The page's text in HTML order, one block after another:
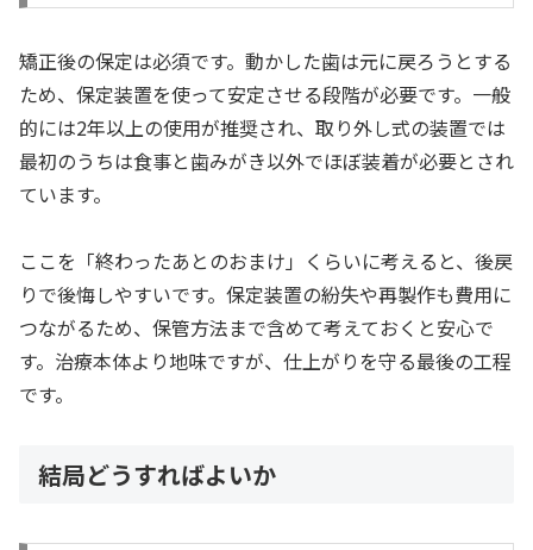
矯正後の保定は必須です。動かした歯は元に戻ろうとする
ため、保定装置を使って安定させる段階が必要です。一般
的には2年以上の使用が推奨され、取り外し式の装置では
最初のうちは食事と歯みがき以外でほぼ装着が必要とされ
ています。
ここを「終わったあとのおまけ」くらいに考えると、後戻
りで後悔しやすいです。保定装置の紛失や再製作も費用に
つながるため、保管方法まで含めて考えておくと安心で
す。治療本体より地味ですが、仕上がりを守る最後の工程
です。
結局どうすればよいか